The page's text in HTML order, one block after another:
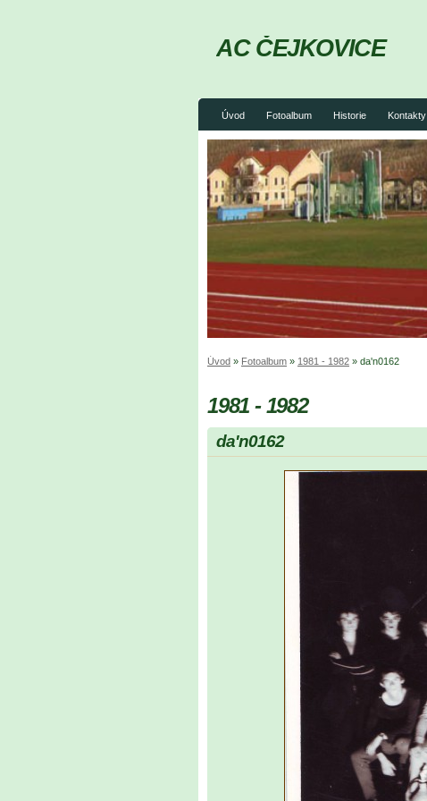
Úvod Fotoalbum Historie Kontakty
AC ČEJKOVICE
Úvod » Fotoalbum » 1981 - 1982 » da'n0162
1981 - 1982
da'n0162